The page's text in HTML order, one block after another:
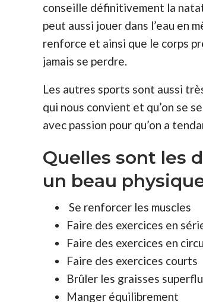
conseille définitivement la
peut aussi jouer dans l’eau en
renforce et ainsi que le corps
jamais se perdre.
Les autres sports sont aussi
qui nous convient et qu’on se
avec passion pour qu’on a
Quelles sont les
un beau
Se renforcer les muscles
Faire des exercices en
Faire des exercices en
Faire des exercices courts
Brûler les graisses
Manger équilibrement